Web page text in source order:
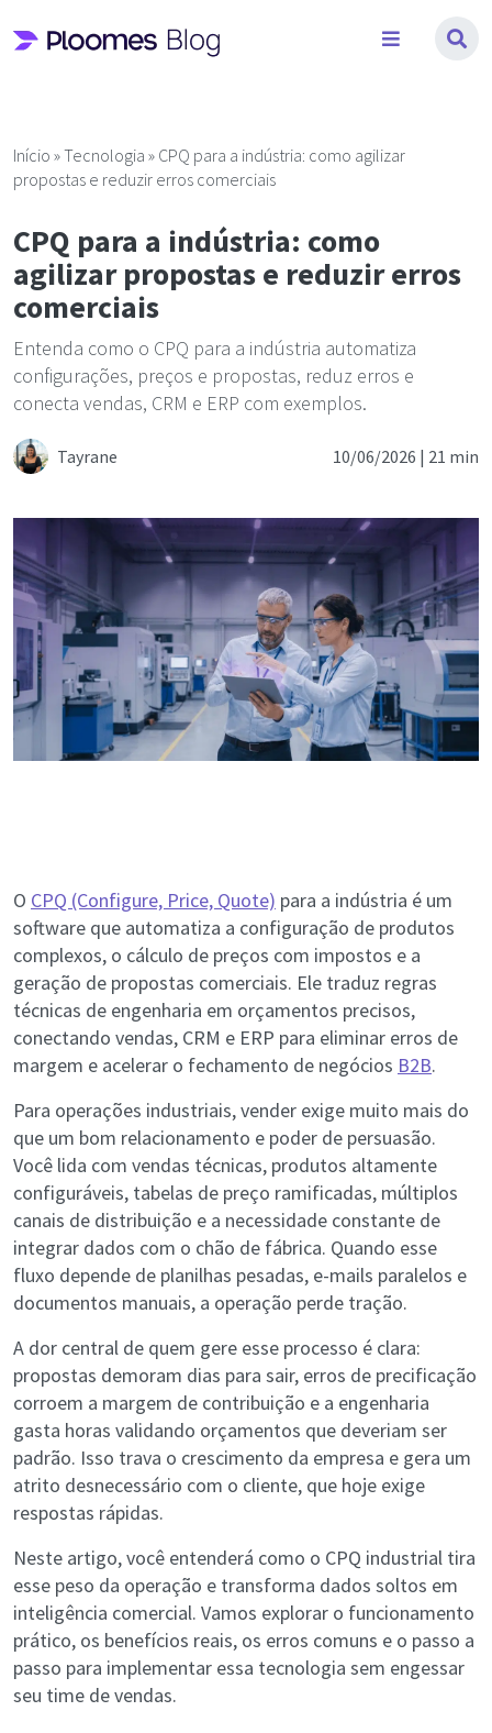
para
Início »Tecnologia » CPQ para a indústria: como agilizar
propostas e reduzir erros comerciais
CPQ para a indústria: como
agilizar propostas e reduzir erros
comerciais
Entenda como o CPQ para a indústria automatiza
configurações, preços e propostas, reduz erros e
conecta vendas, CRM e ERP com exemplos.
Tayrane 10/06/2026 | 21 min
O CPQ (Configure, Price, Quote) para a indústria é um
software que automatiza a configuração de produtos
complexos, o cálculo de preços com impostos e a
geração de propostas comerciais. Ele traduz regras
técnicas de engenharia em orçamentos precisos,
conectando vendas, CRM e ERP para eliminar erros de
margem e acelerar o fechamento de negócios B2B.
Para operações industriais, vender exige muito mais do
que um bom relacionamento e poder de persuasão.
Você lida com vendas técnicas, produtos altamente
configuráveis, tabelas de preço ramificadas, múltiplos
canais de distribuição e a necessidade constante de
integrar dados com o chão de fábrica. Quando esse
fluxo depende de planilhas pesadas, e-mails paralelos e
documentos manuais, a operação perde tração.
A dor central de quem gere esse processo é clara:
propostas demoram dias para sair, erros de precificação
corroem a margem de contribuição e a engenharia
gasta horas validando orçamentos que deveriam ser
padrão. Isso trava o crescimento da empresa e gera um
atrito desnecessário com o cliente, que hoje exige
respostas rápidas.
Neste artigo, você entenderá como o CPQ industrial tira
esse peso da operação e transforma dados soltos em
inteligência comercial. Vamos explorar o funcionamento
prático, os benefícios reais, os erros comuns e o passo a
passo para implementar essa tecnologia sem engessar
seu time de vendas.